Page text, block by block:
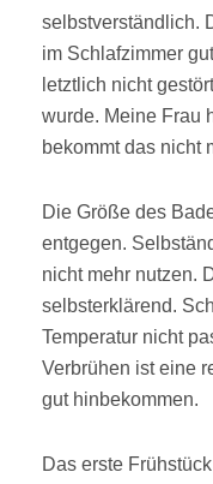
selbstverständlich.
im Schlafzimmer
letztlich nicht
wurde. Meine Frau
bekommt das nicht
Die Größe des
entgegen.
nicht mehr nutzen.
selbsterklärend.
Temperatur nicht
Verbrühen ist eine
gut hinbekommen.
Das erste